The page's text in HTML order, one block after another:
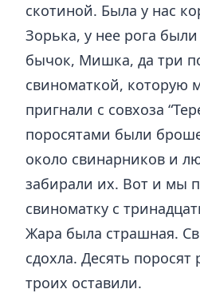
скотиной. Была у нас
Зорька, у нее рога были
бычок, Мишка, да три
свиноматкой, которую
пригнали с совхоза
поросятами были
около свинарников и
забирали их. Вот и мы
свиноматку с
Жара была страшная.
сдохла. Десять
троих оставили.